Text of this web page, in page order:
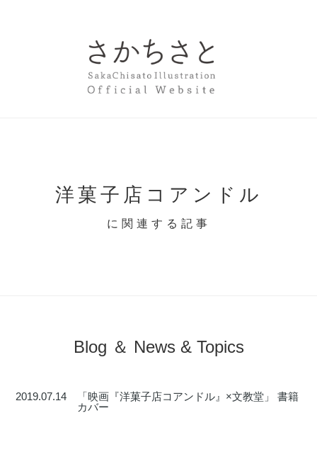
洋菓子店コアンドル
に関連する記事
Blog ＆ News & Topics
2019.07.14
「映画『洋菓子店コアンドル』×文教堂」 書籍
カバー